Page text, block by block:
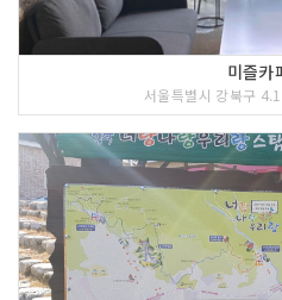
미즐카
서울특별시 강북구